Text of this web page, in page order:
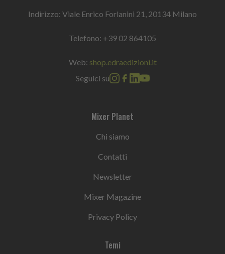
Indirizzo: Viale Enrico Forlanini 21, 20134 Milano
Telefono: +39 02 864105
Web: shop.edraedizioni.it
Seguici su
Mixer Planet
Chi siamo
Contatti
Newsletter
Mixer Magazine
Privacy Policy
Temi